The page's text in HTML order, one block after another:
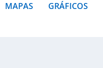
MAPAS GRÁFICOS